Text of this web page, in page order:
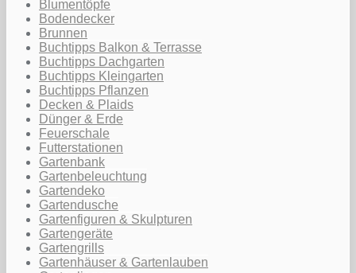
Blumentöpfe
Bodendecker
Brunnen
Buchtipps Balkon & Terrasse
Buchtipps Dachgarten
Buchtipps Kleingarten
Buchtipps Pflanzen
Decken & Plaids
Dünger & Erde
Feuerschale
Futterstationen
Gartenbank
Gartenbeleuchtung
Gartendeko
Gartendusche
Gartenfiguren & Skulpturen
Gartengeräte
Gartengrills
Gartenhäuser & Gartenlauben